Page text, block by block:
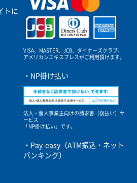
トに
VISA、MASTER、JCB、ダイナーズクラブ、
アメリカンエキスプレスがご利用頂けます。
・NP掛け払い
法人・個人事業主向けの請求書（後払い）サ
ービス
「NP掛け払い」です。
・Pay-easy（ATM振込・ネット
バンキング）